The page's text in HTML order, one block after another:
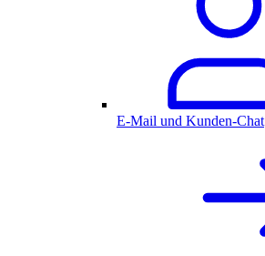
E-Mail und Kunden-Chat